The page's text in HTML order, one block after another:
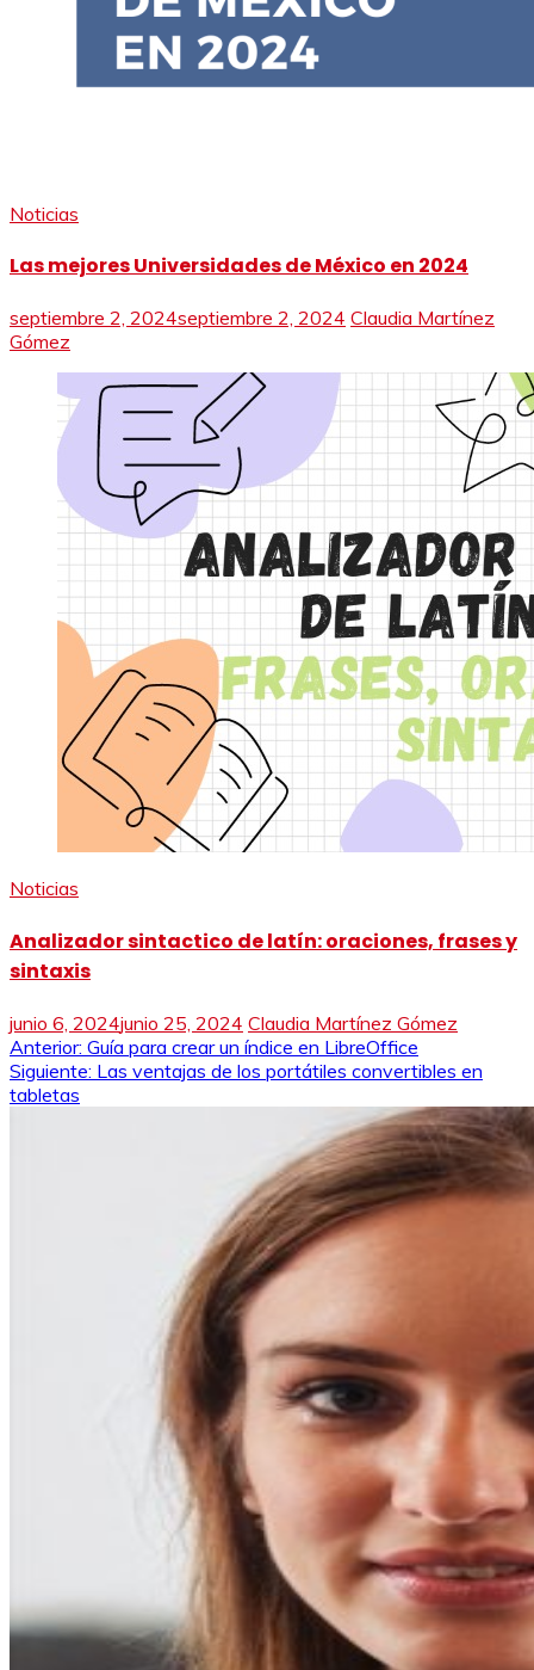
Noticias
Las mejores Universidades de México en 2024
septiembre 2, 2024septiembre 2, 2024 Claudia Martínez
Gómez
Noticias
Analizador sintactico de latín: oraciones, frases y
sintaxis
junio 6, 2024junio 25, 2024 Claudia Martínez Gómez
Navegación
de
Anterior: Guía para crear un índice en LibreOffice
Siguiente: Las ventajas de los portátiles convertibles en
tabletas